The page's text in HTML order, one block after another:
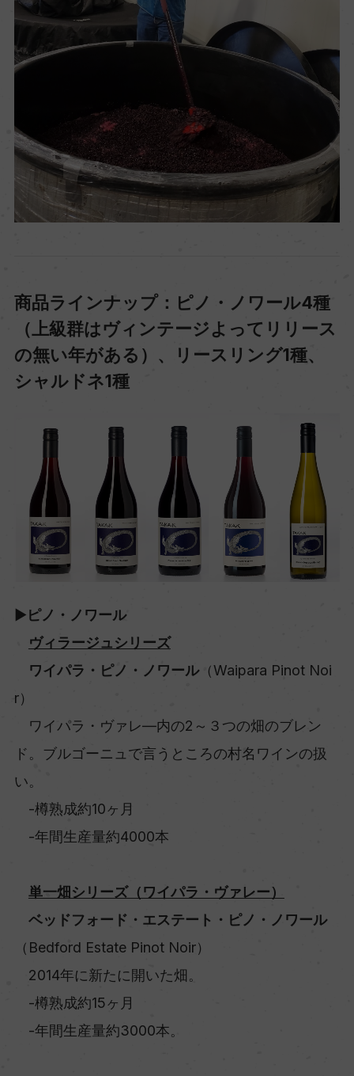
商品ラインナップ：ピノ・ノワール4種
（上級群はヴィンテージよってリリース
の無い年がある）、リースリング1種、
シャルドネ1種
▶ピノ・ノワール
ヴィラージュシリーズ
ワイパラ・ピノ・ノワール（Waipara Pinot Noi
r）
ワイパラ・ヴァレ―内の2～３つの畑のブレン
ド。ブルゴーニュで言うところの村名ワインの扱
い。
-樽熟成約10ヶ月
-年間生産量約4000本
単一畑シリーズ（ワイパラ・ヴァレー）
ベッドフォード・エステート・ピノ・ノワール
（Bedford Estate Pinot Noir）
2014年に新たに開いた畑。
-樽熟成約15ヶ月
-年間生産量約3000本。